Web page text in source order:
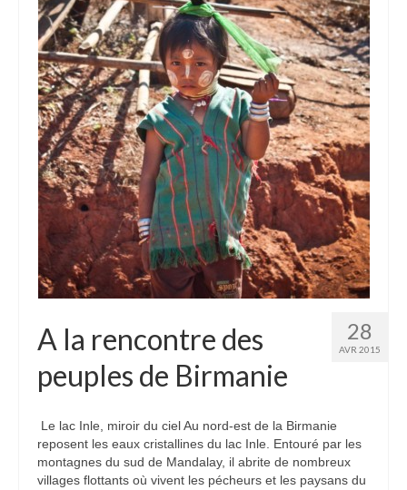
28
AVR 2015
A la rencontre des
peuples de Birmanie
Le lac Inle, miroir du ciel Au nord-est de la Birmanie
reposent les eaux cristallines du lac Inle. Entouré par les
montagnes du sud de Mandalay, il abrite de nombreux
villages flottants où vivent les pécheurs et les paysans du